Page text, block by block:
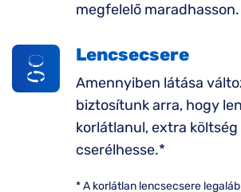
megfelelő maradhasson.
Lencsecsere
Amennyiben látása
biztosítunk arra, hogy
korlátlanul, extra költség
cserélhesse.*
* A korlátlan lencsecsere